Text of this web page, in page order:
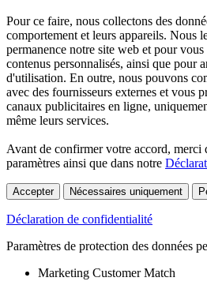
Pour ce faire, nous collectons des
comportement et leurs appareils. Nous
permanence notre site web et pour
contenus personnalisés, ainsi que pour
d'utilisation. En outre, nous pouvons
avec des fournisseurs externes et vous
canaux publicitaires en ligne,
même leurs services.
Avant de confirmer votre accord, merci
paramètres ainsi que dans notre
Accepter Nécessaires uniquement
Déclaration de confidentialité
Paramètres de protection des données
Marketing Customer Match